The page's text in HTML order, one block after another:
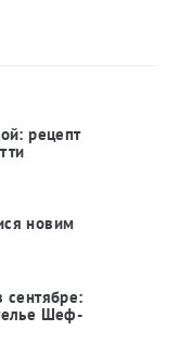
рецепт
новим
сентябре:
Шеф-